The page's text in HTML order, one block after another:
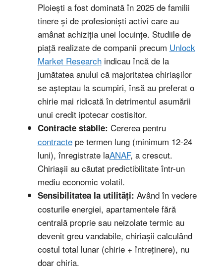
Ploiești a fost dominată în 2025 de familii
tinere și de profesioniști activi care au
amânat achiziția unei locuințe. Studiile de
piață realizate de companii precum Unlock
Market Researchindicau încă de la
jumătatea anului că majoritatea chiriașilor
se așteptau la scumpiri, însă au preferat o
chirie mai ridicată în detrimentul asumării
unui credit ipotecar costisitor.
Contracte stabile: Cererea pentru
contractepe termen lung (minimum 12-24
luni), înregistrate laANAF, a crescut.
Chiriașii au căutat predictibilitate într-un
mediu economic volatil.
Sensibilitatea la utilități: Având în vedere
costurile energiei, apartamentele fără
centrală proprie sau neizolate termic au
devenit greu vandabile, chiriașii calculând
costul total lunar (chirie + întreținere), nu
doar chiria.